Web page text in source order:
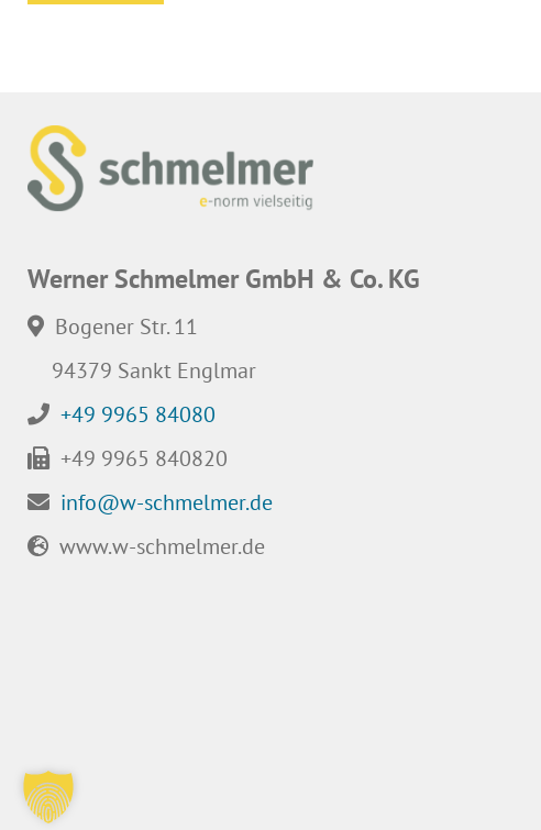
Werner Schmelmer GmbH & Co. KG
Bogener Str. 11
94379 Sankt Englmar
+49 9965 84080
+49 9965 840820
info@w-schmelmer.de
www.w-schmelmer.de